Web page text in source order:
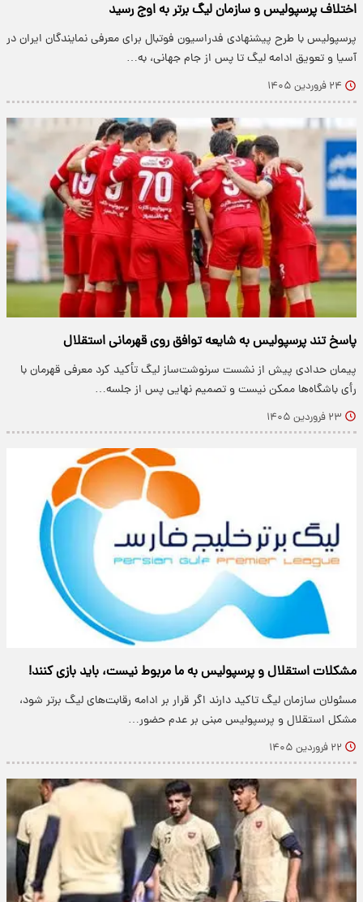
اختلاف پرسپولیس و سازمان لیگ برتر به اوج رسید
پرسپولیس با طرح پیشنهادی فدراسیون فوتبال برای معرفی نمایندگان ایران در
آسیا و تعویق ادامه لیگ تا پس از جام جهانی، به…
۲۴ فروردین ۱۴۰۵
پاسخ تند پرسپولیس به شایعه توافق روی قهرمانی استقلال
پیمان حدادی پیش از نشست سرنوشت‌ساز لیگ تأکید کرد معرفی قهرمان با
رأی باشگاه‌ها ممکن نیست و تصمیم نهایی پس از جلسه…
۲۳ فروردین ۱۴۰۵
مشکلات استقلال و پرسپولیس به ما مربوط نیست، باید بازی کنند!
مسئولان سازمان لیگ تاکید دارند اگر قرار بر ادامه رقابت‌های لیگ برتر شود،
مشکل استقلال و پرسپولیس مبنی بر عدم حضور…
۲۲ فروردین ۱۴۰۵